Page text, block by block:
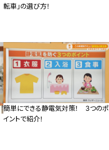
転車」の選び方！
簡単にできる静電気対策！ 3つのポ
イントで紹介！